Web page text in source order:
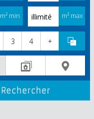
m² min m² max
3 4 +